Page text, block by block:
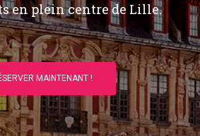
en plein centre de Lille.
MAINTENANT !